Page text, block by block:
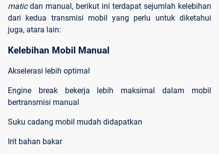
maticdan manual, berikut ini terdapat sejumlah kelebihan
dari kedua transmisi mobil yang perlu untuk diketahui
juga, atara lain:
Kelebihan Mobil Manual
Akselerasi lebih optimal
Engine break bekerja lebih maksimal dalam mobil
bertransmisi manual
Suku cadang mobil mudah didapatkan
Irit bahan bakar